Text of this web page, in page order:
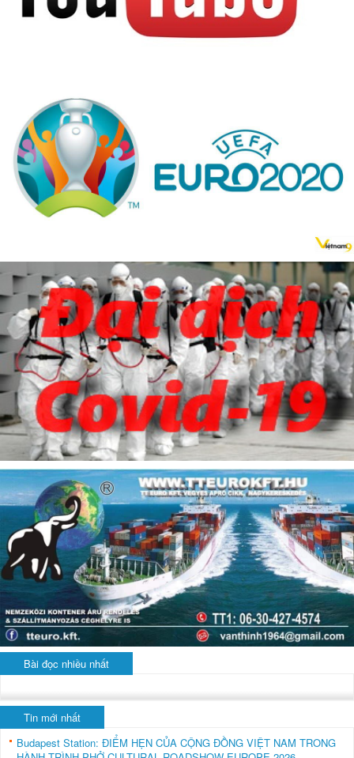
Bài đọc nhiều nhất
Tin mới nhất
Budapest Station: ĐIỂM HẸN CỦA CỘNG ĐỒNG VIỆT NAM TRONG